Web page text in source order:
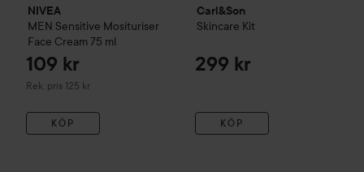
NIVEA
MEN Sensitive Mosituriser
Face Cream75 ml
109 kr
Rek. pris 125 kr
Rekommenderat pris 125 kr
KÖP
Carl&Son
Skincare Kit
299 kr
KÖP